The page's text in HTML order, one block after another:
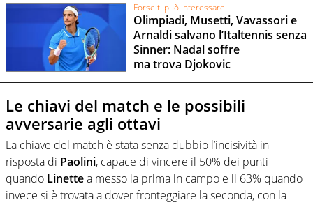
Forse ti può interessare
Olimpiadi, Musetti, Vavassori e
Arnaldi salvano l’Italtennis senza
Sinner: Nadal soffre
ma trova Djokovic
Le chiavi del match e le possibili
avversarie agli ottavi
La chiave del match è stata senza dubbio l’incisività in
risposta di Paolini, capace di vincere il 50% dei punti
quando Linettea messo la prima in campo e il 63% quando
invece si è trovata a dover fronteggiare la seconda, con la